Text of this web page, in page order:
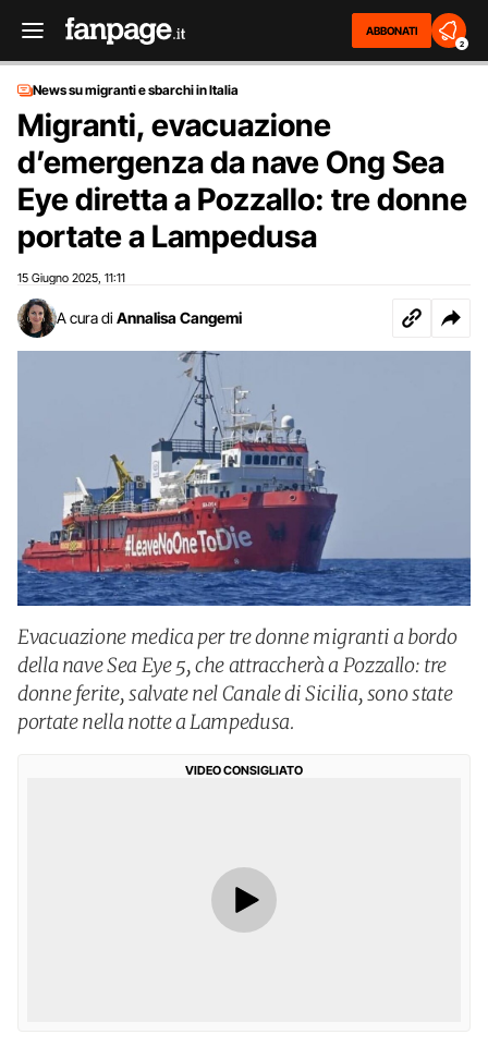
ABBONATI
2
News su migranti e sbarchi in Italia
Migranti, evacuazione
d’emergenza da nave Ong Sea
Eye diretta a Pozzallo: tre donne
portate a Lampedusa
15 Giugno 2025 11:11
A cura di Annalisa Cangemi
Evacuazione medica per tre donne migranti a bordo
della nave Sea Eye 5, che attraccherà a Pozzallo: tre
donne ferite, salvate nel Canale di Sicilia, sono state
portate nella notte a Lampedusa.
VIDEO CONSIGLIATO